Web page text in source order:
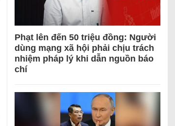
Phạt lên đến 50 triệu đồng: Người
dùng mạng xã hội phải chịu trách
nhiệm pháp lý khi dẫn nguồn báo
chí